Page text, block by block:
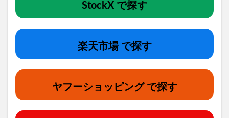
StockX で探す
楽天市場 で探す
ヤフーショッピング で探す